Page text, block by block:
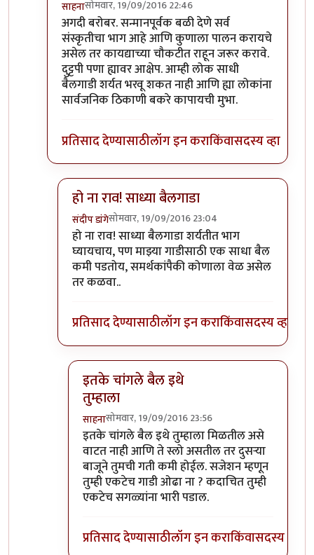
साहनासोमवार, 19/09/2016 22:46
In reply toमूळ आक्षेपbyआनंदयात्री
अगदी बरोबर. सन्मानपूर्वक बळी देणे सर्व
संस्कृतीचा भाग आहे आणि कुणाला पालन करायचे
असेल तर कायद्याच्या चौकटीत राहून जरूर करावे.
दुट्टपी पणा ह्यावर आक्षेप. आम्ही लोक साधी
बैलगाडी शर्यत भरवू शकत नाही आणि ह्या लोकांना
सार्वजनिक ठिकाणी बकरे कापायची मुभा.
प्रतिसाद देण्यासाठीलॉग इन कराकिंवासदस्य व्हा
हो ना राव! साध्या बैलगाडा
संदीप डांगेसोमवार, 19/09/2016 23:04
In reply toअगदी बरोबर. सन्मानपूर्वक बळी
हो ना राव! साध्या बैलगाडा शर्यतीत भाग
घ्यायचाय, पण माझ्या गाडीसाठी एक साधा बैल
कमी पडतोय, समर्थकांपैकी कोणाला वेळ असेल
तर कळवा..
प्रतिसाद देण्यासाठीलॉग इन कराकिंवासदस्य व्हा
इतके चांगले बैल इथे
तुम्हाला
साहनासोमवार, 19/09/2016 23:56
In reply toहो ना राव! साध्या बैलगाडाby
इतके चांगले बैल इथे तुम्हाला मिळतील असे
वाटत नाही आणि ते स्लो असतील तर दुसऱ्या
बाजूने तुमची गती कमी होईल. सजेशन म्हणून
तुम्ही एकटेच गाडी ओढा ना ? कदाचित तुम्ही
एकटेच सगळ्यांना भारी पडाल.
प्रतिसाद देण्यासाठीलॉग इन कराकिंवासदस्य व्हा